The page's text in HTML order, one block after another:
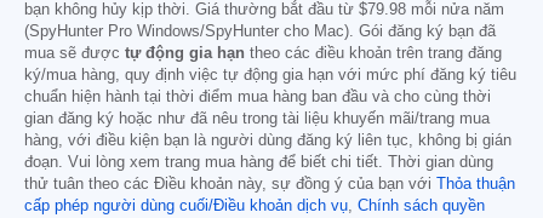
bạn không hủy kịp thời. Giá thường bắt đầu từ $79.98 mỗi nửa năm
(SpyHunter Pro Windows/SpyHunter cho Mac). Gói đăng ký bạn đã
mua sẽ được tự động gia hạn theo các điều khoản trên trang đăng
ký/mua hàng, quy định việc tự động gia hạn với mức phí đăng ký tiêu
chuẩn hiện hành tại thời điểm mua hàng ban đầu và cho cùng thời
gian đăng ký hoặc như đã nêu trong tài liệu khuyến mãi/trang mua
hàng, với điều kiện bạn là người dùng đăng ký liên tục, không bị gián
đoạn. Vui lòng xem trang mua hàng để biết chi tiết. Thời gian dùng
thử tuân theo các Điều khoản này, sự đồng ý của bạn với
Thỏa thuận
cấp phép người dùng cuối/Điều khoản dịch vụ, Chính sách quyền